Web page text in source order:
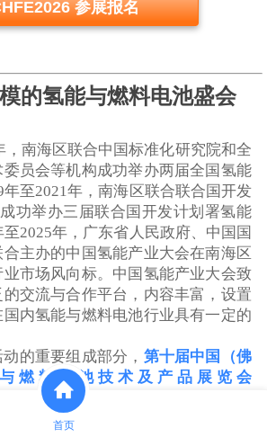
，南海区联合中国标准化研究院和全
员会等机构成功举办两届全国氢能
年至2021年，南海区联合联合国开发
功举办三届联合国开发计划署氢能
2025年，广东省人民政府、中国国
主办的中国氢能产业大会在南海区
市场风向标。中国氢能产业大会致
交流与合作平台，内容丰富，设置
内氢能与燃料电池行业具有一定的
的重要组成部分， 第十届中国（佛
燃料电池技术及产品展览会
涵盖氢能基础设施、燃料电池、核心
料电池整车制造、产业合作，以及制
的氢能与燃料电池盛会
参展报名
首页